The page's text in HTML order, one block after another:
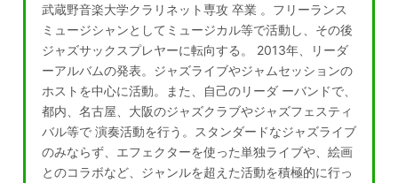
武蔵野音楽大学クラリネット専攻 卒業 。フリーランス
ミュージシャンとしてミュージカル等で活動し、その後
ジャズサックスプレヤーに転向する。 2013年、リーダ
ーアルバムの発表。ジャズライブやジャムセッションの
ホストを中心に活動。また、自己のリーダ ーバンドで、
都内、名古屋、大阪のジャズクラブやジャズフェスティ
バル等で 演奏活動を行う。スタンダードなジャズライブ
のみならず、エフェクターを使った単独ライブや、絵画
とのコラボなど、ジャンルを超えた活動を積極的に行っ